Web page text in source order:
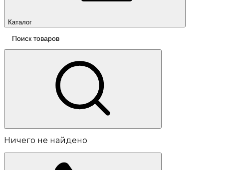
Каталог
Ничего не найдено